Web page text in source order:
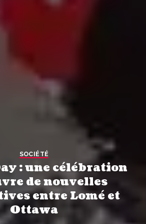
SOCIÉTÉ
: une célébration
de nouvelles
entre Lomé et
Ottawa